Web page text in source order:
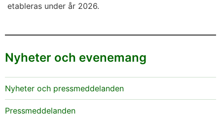
etableras under år 2026.
Nyheter och evenemang
Nyheter och pressmeddelanden
Pressmeddelanden